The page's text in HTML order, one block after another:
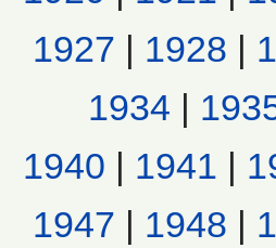
1927
1928
1934
1940
1941
1947
1948